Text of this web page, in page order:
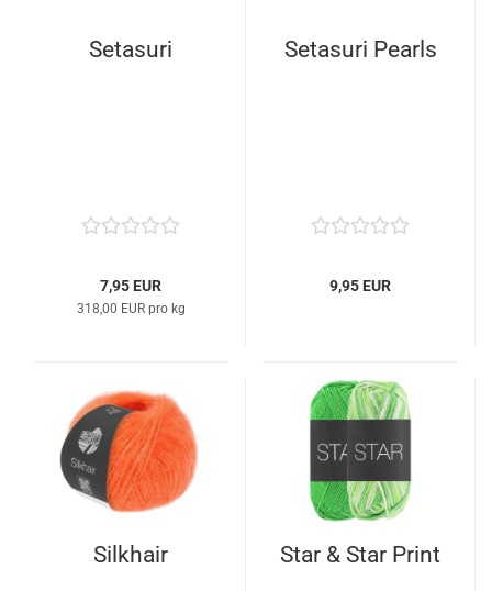
Setasuri
7,95 EUR
318,00 EUR pro kg
Setasuri Pearls
9,95 EUR
Silkhair Star & Star Print